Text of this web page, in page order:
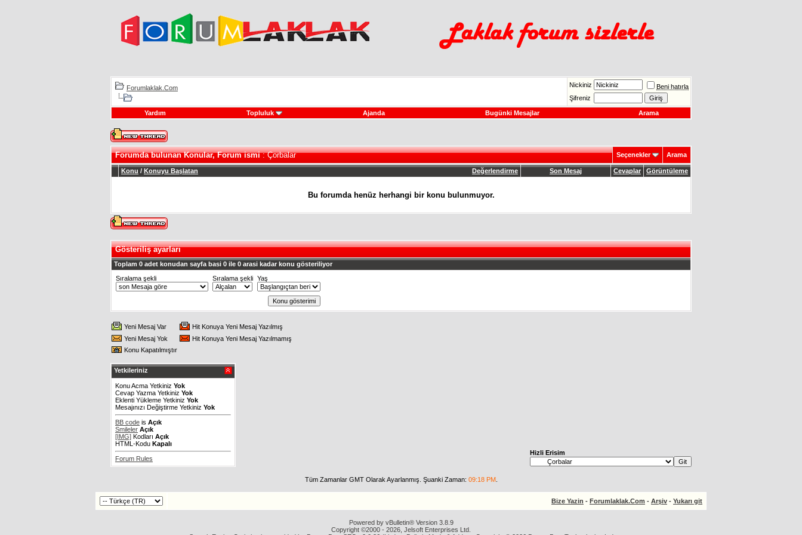
Forumlaklak.Com Nickiniz
Beni hatırla
Şifreniz
Yardım Topluluk Ajanda Bugünki Mesajlar Arama
Forumda bulunan Konular, Forum ismi: Çorbalar Seçenekler Arama
Değerlendirme
Konu / Konuyu Başlatan Son Mesaj Cevaplar Görüntüleme
Bu forumda henüz herhangi bir konu bulunmuyor.
Gösteriliş ayarları
Toplam 0 adet konudan sayfa basi 0 ile 0 arasi kadar konu gösteriliyor
Sıralama şekli
Sıralama şekli Yaş
Yeni Mesaj Var
Hit Konuya Yeni Mesaj Yazılmış
Yeni Mesaj Yok
Hit Konuya Yeni Mesaj Yazılmamış
Konu Kapatılmıştır
Yetkileriniz
Konu Acma Yetkiniz Yok
Cevap Yazma Yetkiniz Yok
Eklenti Yükleme Yetkiniz Yok
Mesajınızı Değiştirme Yetkiniz Yok
BB code is Açık
Smileler Açık
[IMG] Kodları Açık
HTML-Kodu Kapalı
Forum Rules
Hizli Erisim
Tüm Zamanlar GMT Olarak Ayarlanmış. Şuanki Zaman: 09:18 PM.
Bize Yazin - Forumlaklak.Com - Arşiv - Yukarı git
Powered by vBulletin® Version 3.8.9
Copyright ©2000 - 2026, Jelsoft Enterprises Ltd.